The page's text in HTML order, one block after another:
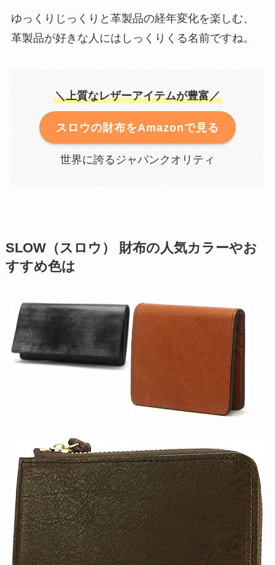
ゆっくりじっくりと革製品の経年変化を楽しむ、
革製品が好きな人にはしっくりくる名前ですね。
＼上質なレザーアイテムが豊富／
スロウの財布をAmazonで見る
世界に誇るジャパンクオリティ
SLOW（スロウ） 財布の人気カラーやお
すすめ色は